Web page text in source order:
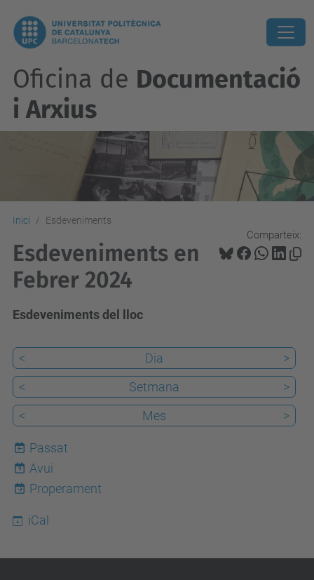
Oficina de Documentació
i Arxius
Inici Esdeveniments
Comparteix:
Esdeveniments en
Febrer 2024
Esdeveniments del lloc
< Dia
>
<
Setmana
>
<
Mes >
Passat
9
Avui
Properament
iCal